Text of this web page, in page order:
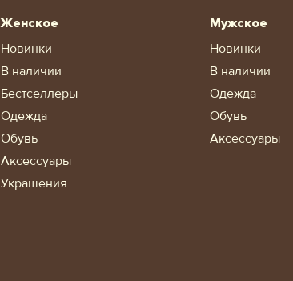
Женское
Новинки
В наличии
Бестселлеры
Одежда
Обувь
Аксессуары
Украшения
Мужское
Новинки
В наличии
Одежда
Обувь
Аксессуары